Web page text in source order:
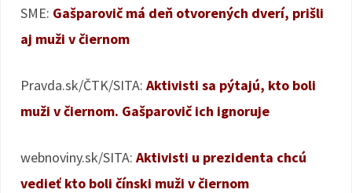
SME: Gašparovič má deň otvorených dverí, prišli
aj muži v čiernom
Pravda.sk/ČTK/SITA: Aktivisti sa pýtajú, kto boli
muži v čiernom. Gašparovič ich ignoruje
webnoviny.sk/SITA: Aktivisti u prezidenta chcú
vedieť kto boli čínski muži v čiernom